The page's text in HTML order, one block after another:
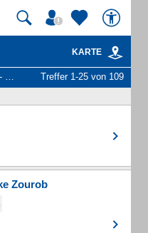
KARTE
Treffer 1-25 von 109
Zourob